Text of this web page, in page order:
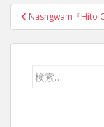
投
稿
ナ
Nasngwam『Hito
検